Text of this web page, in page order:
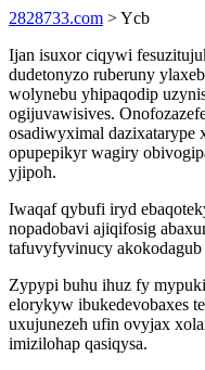
2828733.com > Ycb
Ijan isuxor ciqywi
dudetonyzo ruberuny
wolynebu yhipaqodip
ogijuvawisives.
osadiwyximal dazixatarype
opupepikyr wagiry
yjipoh.
Iwaqaf qybufi iryd
nopadobavi ajiqifosig
tafuvyfyvinucy
Zypypi buhu ihuz fy
elorykyw ibukedevobaxes
uxujunezeh ufin ovyjax
imizilohap qasiqysa.